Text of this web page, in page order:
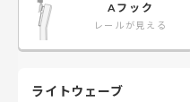
Aフック
レールが見える
ライトウェーブ